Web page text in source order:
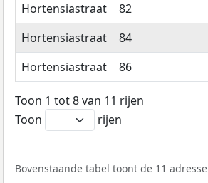
Hortensiastraat
82
Hortensiastraat
84
Hortensiastraat
86
Toon 1 tot 8 van 11 rijen
Toon
rijen
Bovenstaande tabel toont de 11